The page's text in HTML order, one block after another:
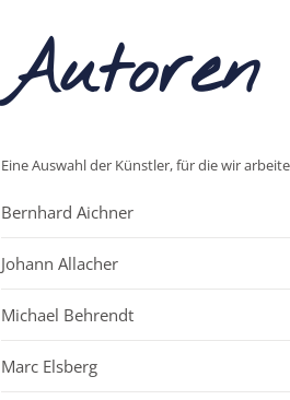
Autoren
Eine Auswahl der Künstler, für die wir
Bernhard Aichner
Johann Allacher
Michael Behrendt
Marc Elsberg